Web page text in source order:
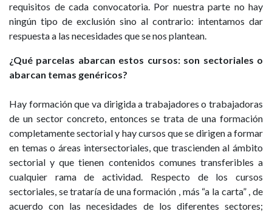
requisitos de cada convocatoria. Por nuestra parte no hay
ningún tipo de exclusión sino al contrario: intentamos dar
respuesta a las necesidades que se nos plantean.
¿Qué parcelas abarcan estos cursos: son sectoriales o
abarcan temas genéricos?
Hay formación que va dirigida a trabajadores o trabajadoras
de un sector concreto, entonces se trata de una formación
completamente sectorial y hay cursos que se dirigen a formar
en temas o áreas intersectoriales, que trascienden al ámbito
sectorial y que tienen contenidos comunes transferibles a
cualquier rama de actividad. Respecto de los cursos
sectoriales, se trataría de una formación , más “a la carta” , de
acuerdo con las necesidades de los diferentes sectores;